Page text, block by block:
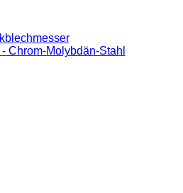
- Chrom-Molybdän-Stahl